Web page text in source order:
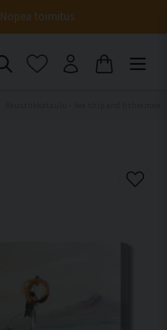
Nopea toimitus